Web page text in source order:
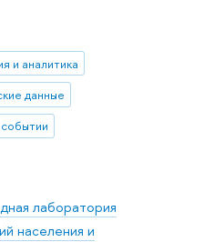
и аналитика
данные
лаборатория
населения и